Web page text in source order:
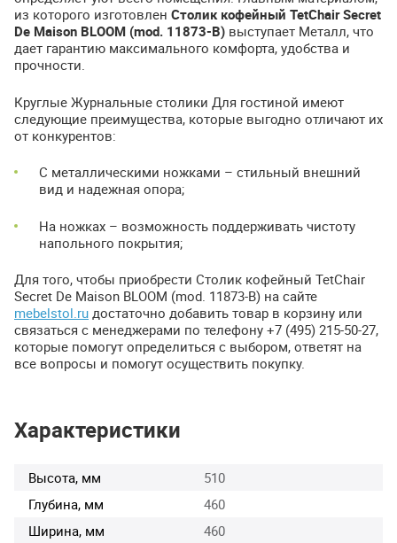
из которого изготовлен Столик кофейный TetChair Secret
De Maison BLOOM (mod. 11873-B) выступает Металл, что
дает гарантию максимального комфорта, удобства и
прочности.
Круглые Журнальные столики Для гостиной имеют
следующие преимущества, которые выгодно отличают их
от конкурентов:
С металлическими ножками – стильный внешний
вид и надежная опора;
На ножках – возможность поддерживать чистоту
напольного покрытия;
Для того, чтобы приобрести Столик кофейный TetChair
Secret De Maison BLOOM (mod. 11873-B) на сайте
mebelstol.ru достаточно добавить товар в корзину или
связаться с менеджерами по телефону +7 (495) 215-50-27,
которые помогут определиться с выбором, ответят на
все вопросы и помогут осуществить покупку.
Характеристики
Высота, мм
510
Глубина, мм
460
Ширина, мм
460